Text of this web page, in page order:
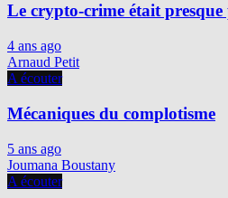
Le crypto-crime était
4 ans ago
Arnaud Petit
A écouter
Mécaniques du complotisme
5 ans ago
Joumana Boustany
A écouter